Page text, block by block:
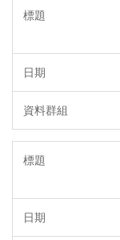
友善校園專區
防災教育專區
反霸凌專區
生涯發展教育
交通安全教育